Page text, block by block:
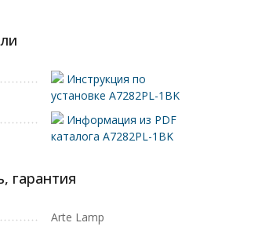
Инструкция по
установке A7282PL-1BK
Информация из PDF
каталога A7282PL-1BK
гарантия
Arte Lamp